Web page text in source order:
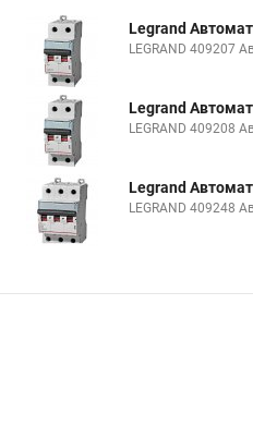
Legrand
LEGRAND 409207
Legrand
LEGRAND 409208
Legrand
LEGRAND 409248